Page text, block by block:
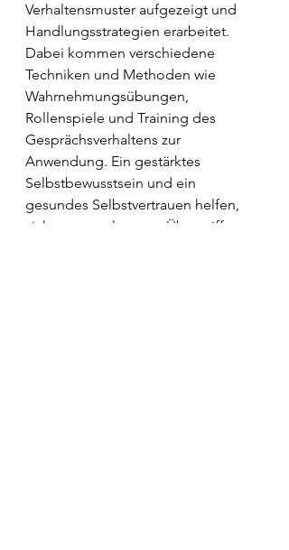
Verhaltensmuster aufgezeigt und
Handlungsstrategien erarbeitet.
Dabei kommen verschiedene
Techniken und Methoden wie
Wahrnehmungsübungen,
Rollenspiele und Training des
Gesprächsverhaltens zur
Anwendung. Ein gestärktes
Selbstbewusstsein und ein
gesundes Selbstvertrauen helfen,
sich vor gewaltsamen Übergriffen